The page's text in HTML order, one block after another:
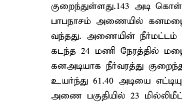
குறைந்துள்ளது.143 அடி
பாபநாசம் அணையில்
வந்தது. அணையின் நீர்மட்டம்
கடந்த 24 மணி நேரத்தில்
கனஅடியாக நீர்வரத்து
உயர்ந்து 61.40 அடியை
அணை பகுதியில் 23